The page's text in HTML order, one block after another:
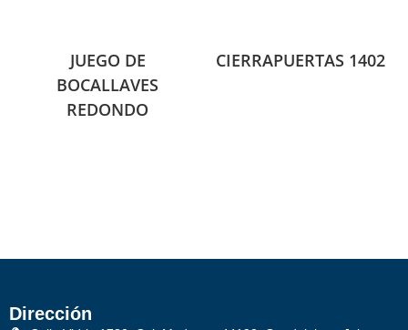
JUEGO DE
BOCALLAVES
REDONDO
CIERRAPUERTAS 1402
Dirección